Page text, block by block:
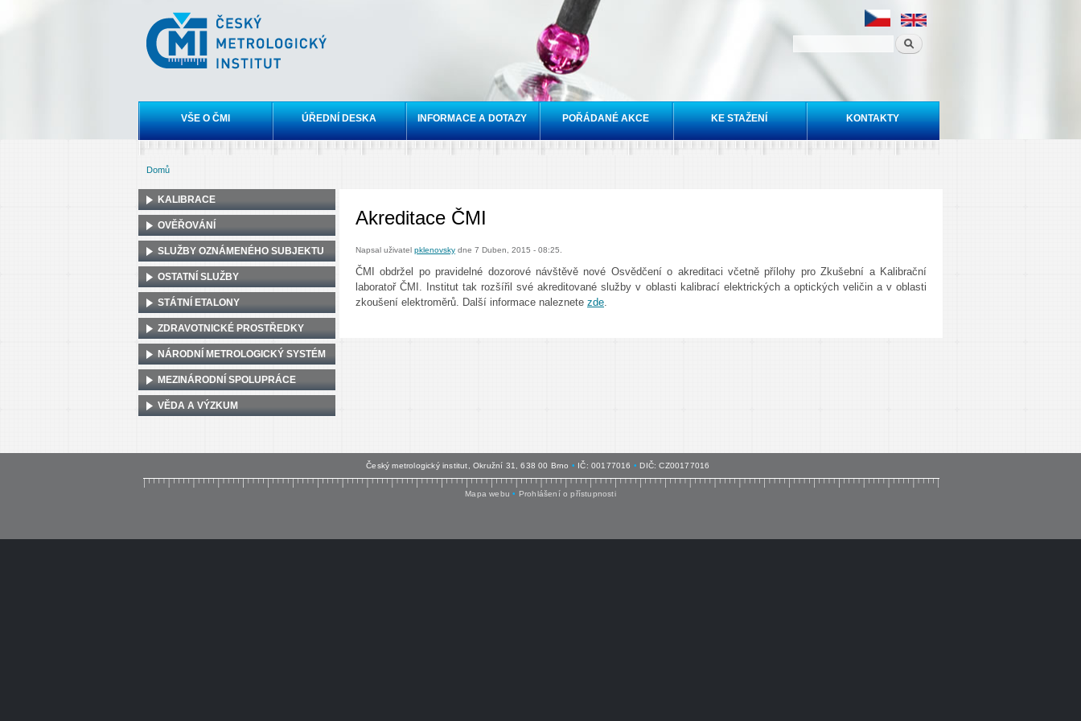
Český
metrologický
institut
Hlavní menu
VŠE O ČMI ÚŘEDNÍ DESKA INFORMACE A DOTAZY POŘÁDANÉ AKCE KE STAŽENÍ KONTAKTY
Domů
Akreditace ČMI
Napsal uživatel pklenovsky dne 7 Duben, 2015 - 08:25.
ČMI obdržel po pravidelné dozorové návštěvě nové Osvědčení o akreditaci včetně přílohy pro Zkušební a Kalibrační
laboratoř ČMI. Institut tak rozšířil své akreditované služby v oblasti kalibrací elektrických a optických veličin a v oblasti
zkoušení elektroměrů. Další informace naleznete zde.
KALIBRACE
OVĚŘOVÁNÍ
SLUŽBY OZNÁMENÉHO SUBJEKTU
OSTATNÍ SLUŽBY
STÁTNÍ ETALONY
ZDRAVOTNICKÉ PROSTŘEDKY
NÁRODNÍ METROLOGICKÝ SYSTÉM
MEZINÁRODNÍ SPOLUPRÁCE
VĚDA A VÝZKUM
Český metrologický institut, Okružní 31, 638 00 Brno • IČ: 00177016 • DIČ: CZ00177016
Mapa webu • Prohlášení o přístupnosti